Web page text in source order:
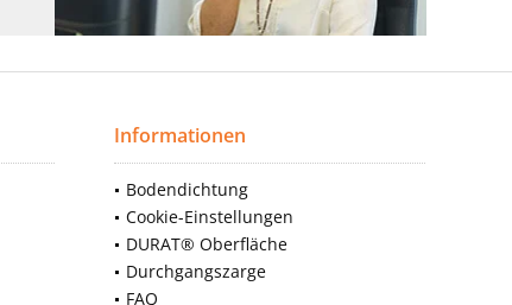
Informationen
Bodendichtung
Cookie-Einstellungen
DURAT® Oberfläche
Durchgangszarge
FAQ